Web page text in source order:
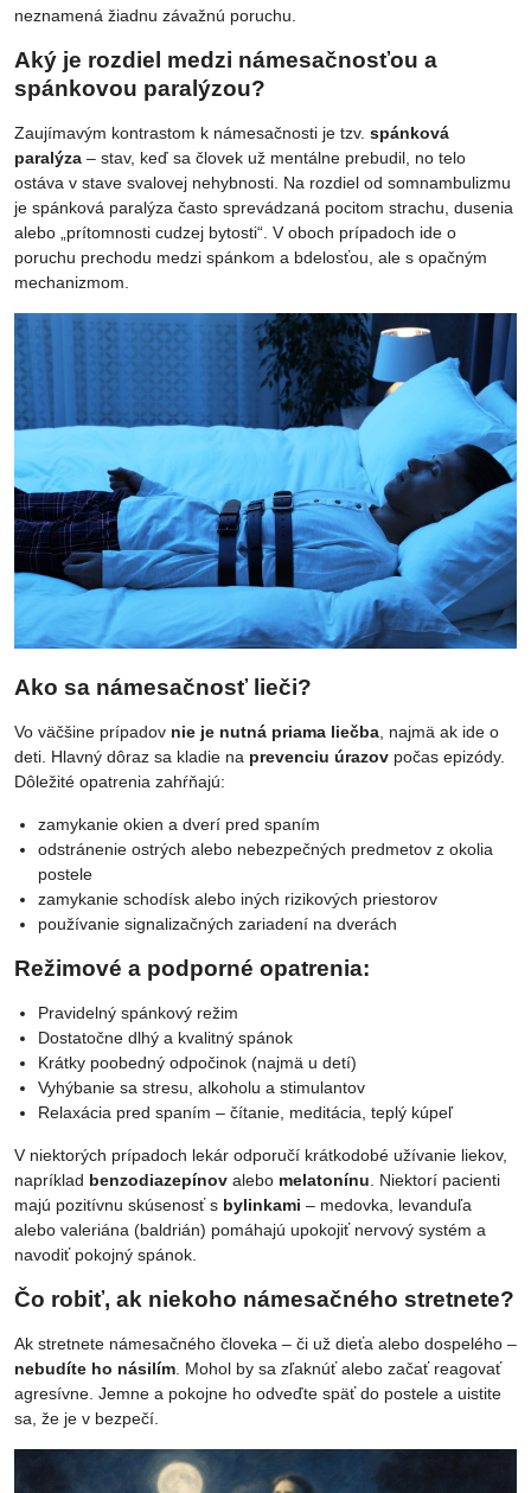
neznamená žiadnu závažnú poruchu.
Aký je rozdiel medzi námesačnosťou a
spánkovou paralýzou?
Zaujímavým kontrastom k námesačnosti je tzv. spánková
paralýza – stav, keď sa človek už mentálne prebudil, no telo
ostáva v stave svalovej nehybnosti. Na rozdiel od somnambulizmu
je spánková paralýza často sprevádzaná pocitom strachu, dusenia
alebo „prítomnosti cudzej bytosti“. V oboch prípadoch ide o
poruchu prechodu medzi spánkom a bdelosťou, ale s opačným
mechanizmom.
Ako sa námesačnosť lieči?
Vo väčšine prípadov nie je nutná priama liečba , najmä ak ide o
deti. Hlavný dôraz sa kladie na prevenciu úrazov počas epizódy.
Dôležité opatrenia zahŕňajú:
zamykanie okien a dverí pred spaním
odstránenie ostrých alebo nebezpečných predmetov z okolia
postele
zamykanie schodísk alebo iných rizikových priestorov
používanie signalizačných zariadení na dverách
Režimové a podporné opatrenia:
Pravidelný spánkový režim
Dostatočne dlhý a kvalitný spánok
Krátky poobedný odpočinok (najmä u detí)
Vyhýbanie sa stresu, alkoholu a stimulantov
Relaxácia pred spaním – čítanie, meditácia, teplý kúpeľ
V niektorých prípadoch lekár odporučí krátkodobé užívanie liekov,
napríklad benzodiazepínov alebo melatonínu . Niektorí pacienti
majú pozitívnu skúsenosť s bylinkami – medovka, levanduľa
alebo valeriána (baldrián) pomáhajú upokojiť nervový systém a
navodiť pokojný spánok.
Čo robiť, ak niekoho námesačného stretnete?
Ak stretnete námesačného človeka – či už dieťa alebo dospelého –
nebudíte ho násilím . Mohol by sa zľaknúť alebo začať reagovať
agresívne. Jemne a pokojne ho odveďte späť do postele a uistite
sa, že je v bezpečí.